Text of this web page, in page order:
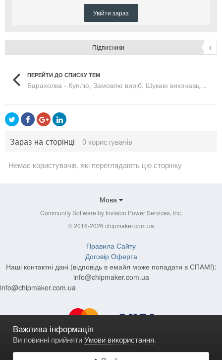
Увійти зараз
Підписники 1
ПЕРЕЙТИ ДО СПИСКУ ТЕМ
Барахолка - Куплю, Замовлю виріб, Шукаю виконавця, робітника, відрекламую сайт
Зараз на сторінці 0 користувачів
Немає користувачів, які переглядають цю сторінку
Мова
Community Software by Invision Power Services, Inc.
© 2016-2026 chipmaker.com.ua
Важлива інформація
Ви повинні прийнятиУмови використання.
Правила Сайту
Договір Оферта
Наші контактні дані (відповідь в емайл може попадати в СПАМ!):
info@chipmaker.com.ua
info@chipmaker.com.ua